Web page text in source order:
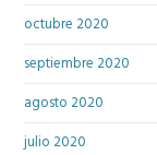
octubre 2020
septiembre 2020
agosto 2020
julio 2020